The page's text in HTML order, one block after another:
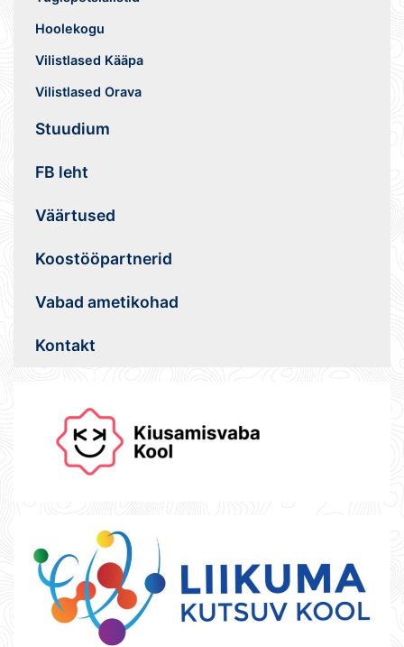
Hoolekogu
Vilistlased Kääpa
Vilistlased Orava
Stuudium
FB leht
Väärtused
Koostööpartnerid
Vabad ametikohad
Kontakt